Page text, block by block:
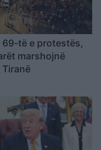
69-të e protestës,
marshojnë
Tiranë